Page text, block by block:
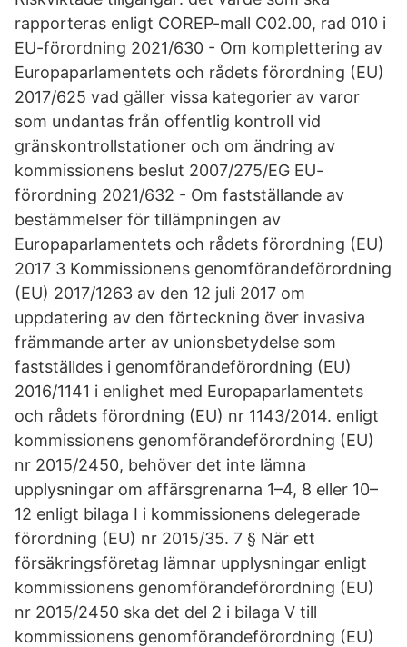
rapporteras enligt COREP-mall C02.00, rad 010 i
EU-förordning 2021/630 - Om komplettering av
Europaparlamentets och rådets förordning (EU)
2017/625 vad gäller vissa kategorier av varor
som undantas från offentlig kontroll vid
gränskontrollstationer och om ändring av
kommissionens beslut 2007/275/EG EU-
förordning 2021/632 - Om fastställande av
bestämmelser för tillämpningen av
Europaparlamentets och rådets förordning (EU)
2017 3 Kommissionens genomförandeförordning
(EU) 2017/1263 av den 12 juli 2017 om
uppdatering av den förteckning över invasiva
främmande arter av unionsbetydelse som
fastställdes i genomförandeförordning (EU)
2016/1141 i enlighet med Europaparlamentets
och rådets förordning (EU) nr 1143/2014. enligt
kommissionens genomförandeförordning (EU)
nr 2015/2450, behöver det inte lämna
upplysningar om affärsgrenarna 1–4, 8 eller 10–
12 enligt bilaga I i kommissionens delegerade
förordning (EU) nr 2015/35. 7 § När ett
försäkringsföretag lämnar upplysningar enligt
kommissionens genomförandeförordning (EU)
nr 2015/2450 ska det del 2 i bilaga V till
kommissionens genomförandeförordning (EU)